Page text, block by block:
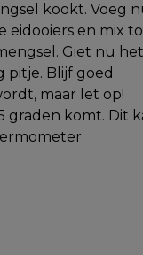
kookt. Voeg
eidooiers en mix
Giet nu het
pitje. Blijf goed
maar let op!
graden komt. Dit